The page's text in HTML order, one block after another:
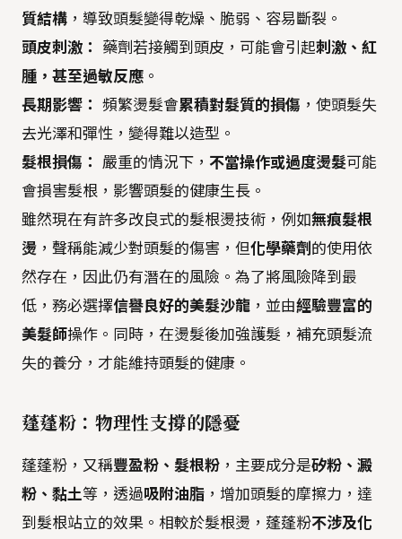
質結構 ，導致頭髮變得乾燥、脆弱、容易斷裂。
頭皮刺激：
藥劑若接觸到頭皮，可能會引起刺激、紅
腫，甚至過敏反應 。
長期影響： 頻繁燙髮會累積對髮質的損傷 ，使頭髮失
去光澤和彈性，變得難以造型。
髮根損傷： 嚴重的情況下， 不當操作或過度燙髮可能
會損害髮根，影響頭髮的健康生長。
雖然現在有許多改良式的髮根燙技術，例如無痕髮根
燙 ，聲稱能減少對頭髮的傷害，但化學藥劑 的使用依
然存在，因此仍有潛在的風險。為了將風險降到最
低，務必選擇信譽良好的美髮沙龍 ，並由經驗豐富的
美髮師操作。同時，在燙髮後加強護髮，補充頭髮流
失的養分，才能維持頭髮的健康。
蓬蓬粉：物理性支撐的隱憂
蓬蓬粉，又稱豐盈粉、髮根粉 ，主要成分是矽粉、澱
粉、黏土等，透過吸附油脂 ，增加頭髮的摩擦力，達
到髮根站立的效果。相較於髮根燙，蓬蓬粉不涉及化